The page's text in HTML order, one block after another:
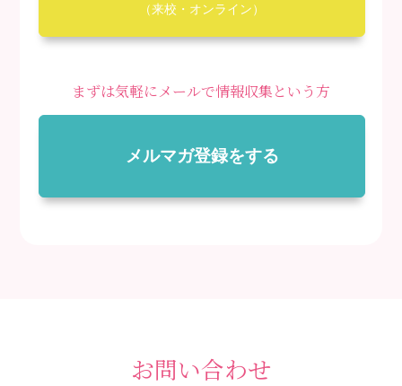
（来校・オンライン）
まずは気軽にメールで情報収集という方
メルマガ登録をする
お問い合わせ